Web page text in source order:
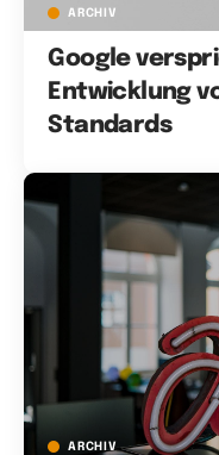
ARCHIV
Google
Entwicklung
Standards
ARCHIV